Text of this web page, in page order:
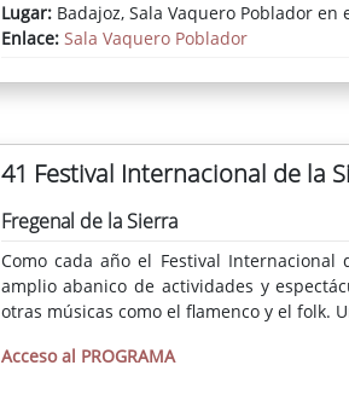
Lugar:Badajoz, Sala Vaquero Poblador en
Enlace: Sala Vaquero Poblador
41 Festival Internacional de la
Fregenal de la Sierra
Como cada año el Festival
amplio abanico de actividades y
otras músicas como el flamenco y el folk.
Acceso al PROGRAMA